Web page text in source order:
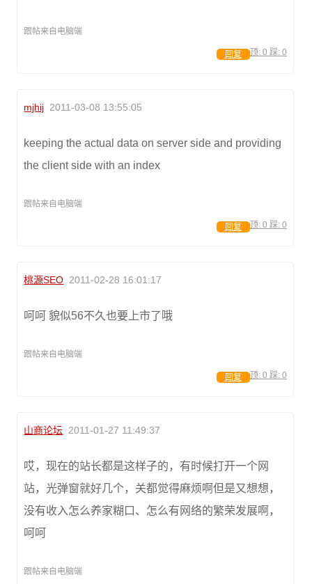
跟帖来自电脑端
顶: 0 踩: 0
回复
mjhij 2011-03-08 13:55:05
keeping the actual data on server side and providing
the client side with an index
跟帖来自电脑端
顶: 0 踩: 0
回复
桃源SEO 2011-02-28 16:01:17
呵呵 貌似56不久也要上市了哦
跟帖来自电脑端
顶: 0 踩: 0
回复
山商论坛 2011-01-27 11:49:37
哎，现在的站长都是这样子的，有时候打开一个网
站，光弹窗就好几个，关都觉得麻烦啊但是又想想，
没有收入怎么养家糊口、怎么有网络的繁荣发展啊，
呵呵
跟帖来自电脑端